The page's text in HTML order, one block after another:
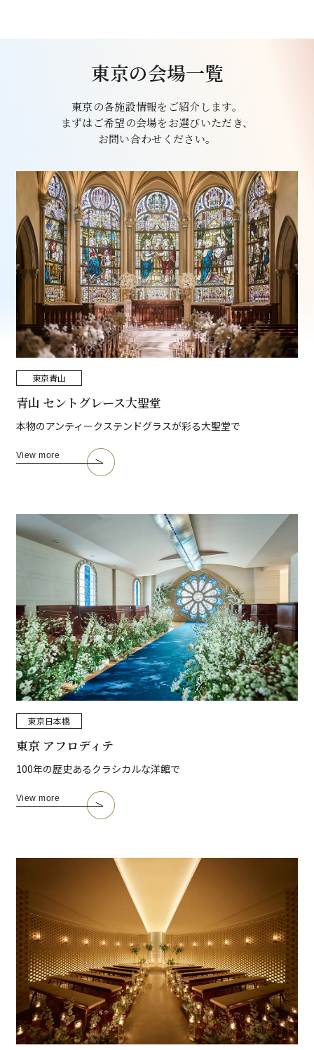
東京の会場一覧
東京の各施設情報をご紹介します。
まずはご希望の会場をお選びいただき、
お問い合わせください。
東京青山
青山 セントグレース大聖堂
本物のアンティークステンドグラスが彩る大聖堂で
View more
東京日本橋
東京 アフロディテ
100年の歴史あるクラシカルな洋館で
View more